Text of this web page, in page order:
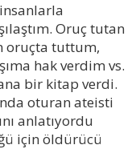
Oruç tutan
oruçta tuttum,
hak verdim vs.
bir kitap verdi.
oturan ateisti
anlatıyordu
için öldürücü